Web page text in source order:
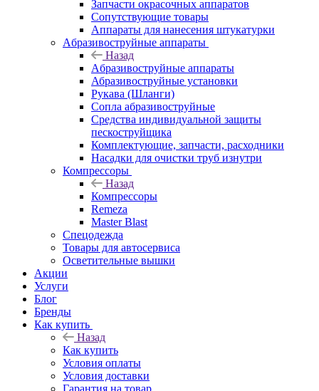
Запчасти окрасочных аппаратов
Сопутствующие товары
Аппараты для нанесения штукатурки
Aбразивоструйные аппараты
Назад
Aбразивоструйные аппараты
Абразивоструйные установки
Рукава (Шланги)
Сопла абразивоструйные
Средства индивидуальной защиты
пескоструйщика
Комплектующие, запчасти, расходники
Насадки для очистки труб изнутри
Компрессоры
Назад
Компрессоры
Remeza
Master Blast
Спецодежда
Товары для автосервиса
Осветительные вышки
Акции
Услуги
Блог
Бренды
Как купить
Назад
Как купить
Условия оплаты
Условия доставки
Гарантия на товар